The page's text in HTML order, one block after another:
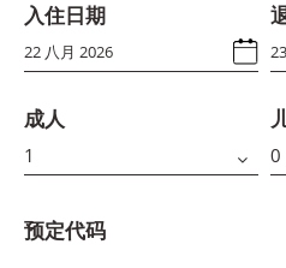
入住日期
成人
预定代码